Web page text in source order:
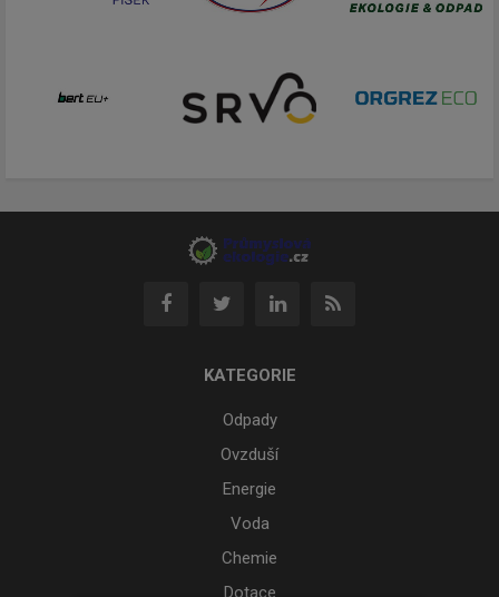
KATEGORIE
Odpady
Ovzduší
Energie
Voda
Chemie
Dotace